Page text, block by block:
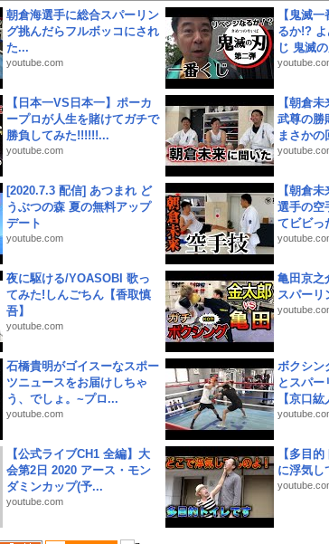
朝倉海選手に総合スパーリン
グ挑んだらフルボッコにされ
た...
youtube.com
【鬼滅
るか!? よ
じ 鬼滅
【日本一VS日本一】ポーカ
ープロが人生を賭けてガチで
勝負してみた!!!!!!...
youtube.com
【朝倉
武尊の勝
まさかの
[2020.7.3 配信] あつまれ ど
うぶつの森 夏の無料アップ
デート
youtube.com
【朝倉
選手の空
てビビっ
夜に駆ける/YOASOBI 歌っ
てみた!しんごちん【香取慎
吾】
youtube.com
亀田京之
スパーリ
石橋貴明がゴイスーなスポー
ツニュースをお届けしちゃ
う、でしょ。~プロ...
youtube.com
ボクシン
とスパー
【京口
【公式ライブCH1 全編】大
会第2日 2020 アース・モン
ダミンカップ(予...
youtube.com
【多目
に浮気し